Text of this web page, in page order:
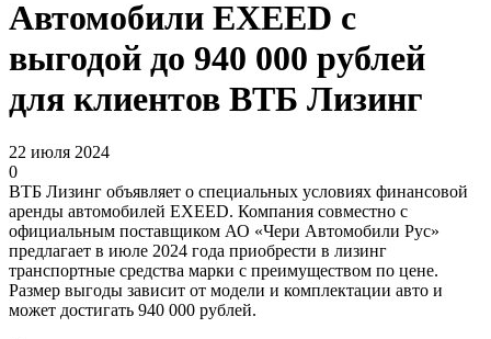
Автомобили EXEED с
выгодой до 940 000 рублей
для клиентов ВТБ Лизинг
22 июля 2024
0
ВТБ Лизинг объявляет о специальных условиях финансовой
аренды автомобилей EXEED. Компания совместно с
официальным поставщиком АО «Чери Автомобили Рус»
предлагает в июле 2024 года приобрести в лизинг
транспортные средства марки с преимуществом по цене.
Размер выгоды зависит от модели и комплектации авто и
может достигать 940 000 рублей.